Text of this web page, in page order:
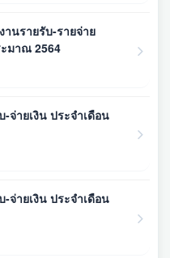
านรายรับ-รายจ่าย
มาณ 2564
จ่ายเงิน ประจำเดือน
จ่ายเงิน ประจำเดือน